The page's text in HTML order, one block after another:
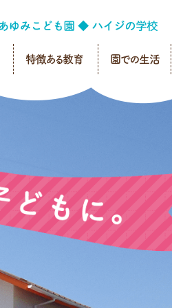
特徴ある教育 園での生活